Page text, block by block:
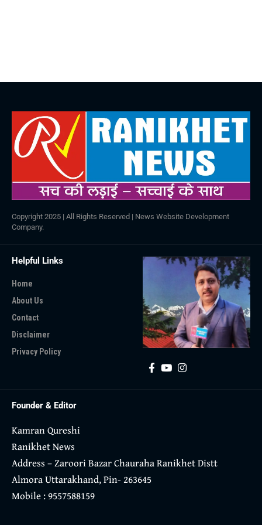
Copyright 2025 | All Rights Reserved | News Website Development
Company.
Helpful Links
Home
About Us
Contact
Disclaimer
Privacy Policy
Founder & Editor
Kamran Qureshi
Ranikhet News
Address – Zaroori Bazar Chauraha Ranikhet Distt
Almora Uttarakhand, Pin- 263645
Mobile : 9557588159